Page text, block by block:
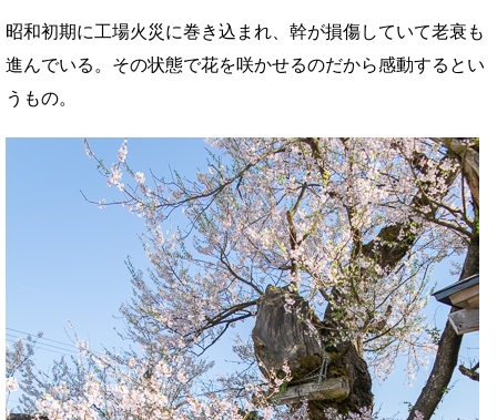
昭和初期に工場火災に巻き込まれ、幹が損傷していて老衰も
進んでいる。その状態で花を咲かせるのだから感動するとい
うもの。